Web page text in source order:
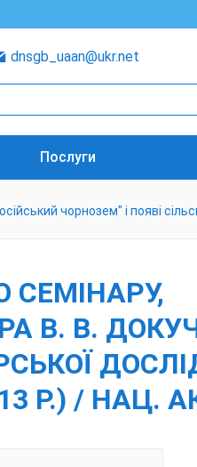
dnsgb_uaan@ukr.net
Послуги
чорнозем" і появі
В. В.
Р.) / НАЦ.